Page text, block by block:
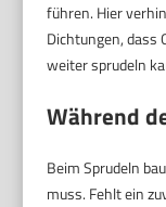
führen. Hier
Dichtungen, dass
weiter sprudeln
Während
Beim Sprudeln
muss. Fehlt ein